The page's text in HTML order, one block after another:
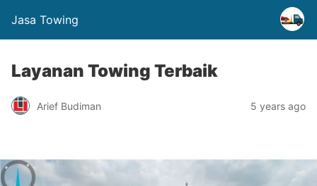
Jasa Towing
Layanan Towing Terbaik
Arief Budiman 5 years ago